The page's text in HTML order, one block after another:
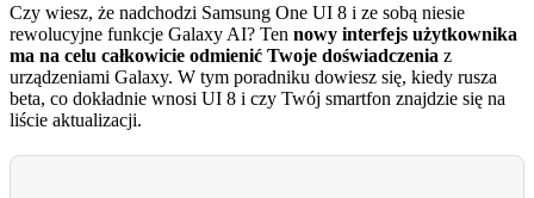
Czy wiesz, że nadchodzi Samsung One UI 8 i ze sobą niesie
rewolucyjne funkcje Galaxy AI? Ten nowy interfejs użytkownika
ma na celu całkowicie odmienić Twoje doświadczenia z
urządzeniami Galaxy. W tym poradniku dowiesz się, kiedy rusza
beta, co dokładnie wnosi UI 8 i czy Twój smartfon znajdzie się na
liście aktualizacji.